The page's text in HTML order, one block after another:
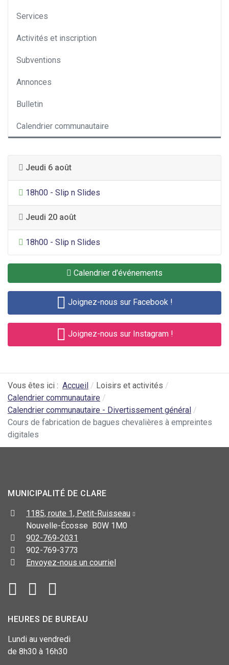
Services
Activités et inscription
Subventions
Annonces
Bulletin
Calendrier communautaire
Jeudi 6 août
Divertissement général
18h00 - Slip n Slides
Jeudi 20 août
Divertissement général
18h00 - Slip n Slides
Calendrier d'événements
Joignez-nous sur Facebook !
Joignez-nous sur Instagram !
Vous êtes ici : Accueil
Loisirs et activités
Calendrier communautaire
Calendrier communautaire - Divertissement général
Cours de fabrication de bagues chevalières à empreintes
digitales
MUNICIPALITÉ DE CLARE
1185, route 1, Petit-Ruisseau
Nouvelle-Écosse B0W 1M0
902-769-2031
902-769-3773
Envoyez-nous un courriel
HEURES DE BUREAU
Lundi au vendredi
de 8h30 à 16h30